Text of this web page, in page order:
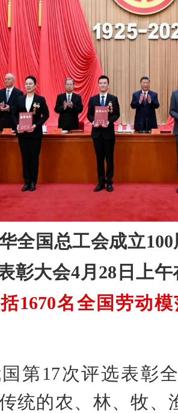
全国总工会成立
彰大会4月28日上
1670名全国劳动
第17次评选表彰
统的农、林、牧、